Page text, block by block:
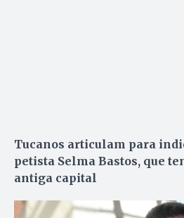
Tucanos articulam para
petista Selma Bastos, que
antiga capital